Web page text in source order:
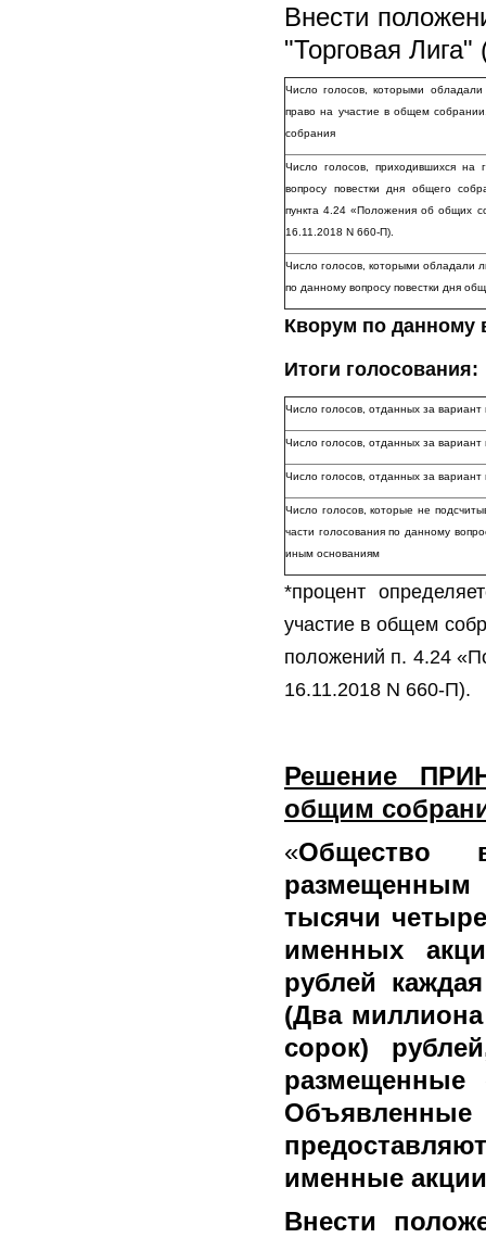
Внести
"Торговая
Число голосов, которыми
право на участие в общем
собрания
Число голосов, приходившихся
вопросу повестки дня общего
пункта 4.24 «Положения об общих
16.11.2018 N 660-П).
Число голосов, которыми обладали
по данному вопросу повестки дня
Кворум по данному
Итоги голосования:
Число голосов, отданных за вариант
Число голосов, отданных за
Число голосов, отданных за
Число голосов, которые не
части голосования по данному
иным основаниям
*процент
участие в общем
положений п. 4.24
16.11.2018 N 660-П).
Решение
общим
«Общество
размещенным
тысячи
именных
рублей
(Два
сорок)
Объявленные
именные
Внести